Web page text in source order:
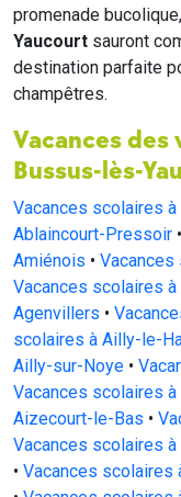
promenade
Yaucourt sauront
destination parfaite
champêtres.
Vacances des
Bussus-lès-
Vacances scolaires
Ablaincourt-Pressoir •
Amiénois • Vacances
Vacances scolaires
Agenvillers •
scolaires à Ailly-le-
Ailly-sur-Noye •
Vacances scolaires à
Aizecourt-le-Bas •
Vacances scolaires
• Vacances scolaires